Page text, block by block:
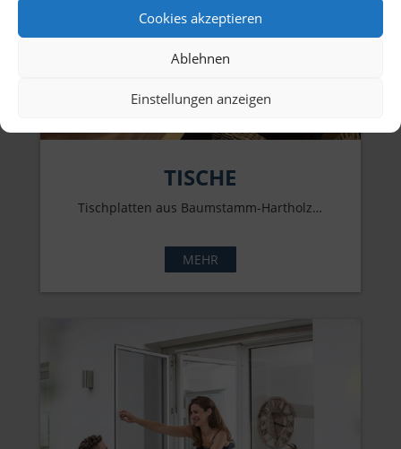
Cookies akzeptieren
Ablehnen
Einstellungen anzeigen
TISCHE
Tischplatten aus Baumstamm-Hartholz…
MEHR